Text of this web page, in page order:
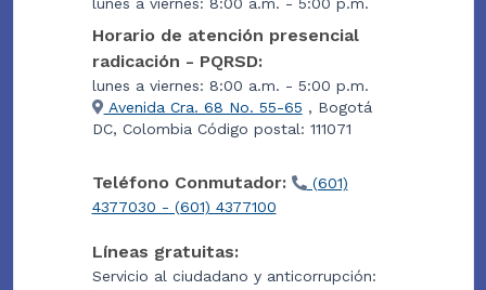
Horario de atención presencial
radicación - PQRSD:
lunes a viernes: 8:00 a.m. - 5:00 p.m.
Avenida Cra. 68 No. 55-65 , Bogotá
DC, Colombia Código postal: 111071
Teléfono Conmutador:
(601)
4377030 - (601) 4377100
Líneas gratuitas:
Servicio al ciudadano y anticorrupción: